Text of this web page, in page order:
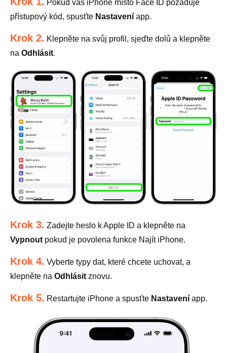
Pokud váš iPhone místo Face ID požaduje
přístupový kód, spusťte Nastavení app.
Krok 2. Klepněte na svůj profil, sjeďte dolů a klepněte
na Odhlásit.
Krok 3. Zadejte heslo k Apple ID a klepněte na
Vypnout pokud je povolena funkce Najít iPhone.
Krok 4. Vyberte typy dat, které chcete uchovat, a
klepněte na Odhlásit znovu.
Krok 5. Restartujte iPhone a spusťte Nastavení app.